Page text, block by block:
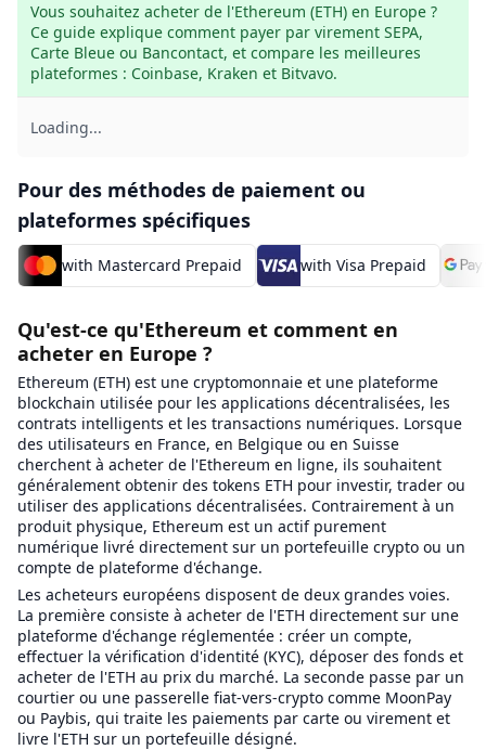
Vous souhaitez acheter de l'Ethereum (ETH) en Europe ?
Ce guide explique comment payer par virement SEPA,
Carte Bleue ou Bancontact, et compare les meilleures
plateformes : Coinbase, Kraken et Bitvavo.
Loading...
Pour des méthodes de paiement ou
plateformes spécifiques
with Mastercard Prepaid with Visa Prepaid
Qu'est-ce qu'Ethereum et comment en
acheter en Europe ?
Ethereum (ETH) est une cryptomonnaie et une plateforme
blockchain utilisée pour les applications décentralisées, les
contrats intelligents et les transactions numériques. Lorsque
des utilisateurs en France, en Belgique ou en Suisse
cherchent à acheter de l'Ethereum en ligne, ils souhaitent
généralement obtenir des tokens ETH pour investir, trader ou
utiliser des applications décentralisées. Contrairement à un
produit physique, Ethereum est un actif purement
numérique livré directement sur un portefeuille crypto ou un
compte de plateforme d'échange.
Les acheteurs européens disposent de deux grandes voies.
La première consiste à acheter de l'ETH directement sur une
plateforme d'échange réglementée : créer un compte,
effectuer la vérification d'identité (KYC), déposer des fonds et
acheter de l'ETH au prix du marché. La seconde passe par un
courtier ou une passerelle fiat-vers-crypto comme MoonPay
ou Paybis, qui traite les paiements par carte ou virement et
livre l'ETH sur un portefeuille désigné.